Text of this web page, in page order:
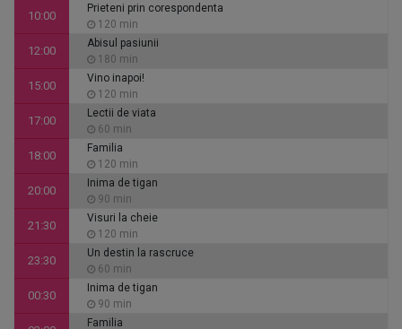
10:00
Prieteni prin corespondenta
120 min
12:00
Abisul pasiunii
180 min
15:00
Vino inapoi!
120 min
17:00
Lectii de viata
60 min
18:00
Familia
120 min
20:00
Inima de tigan
90 min
21:30
Visuri la cheie
120 min
23:30
Un destin la rascruce
60 min
00:30
Inima de tigan
90 min
Familia